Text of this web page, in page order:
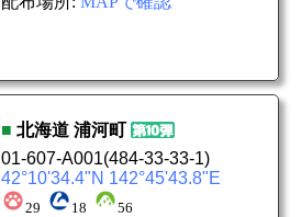
■ 北海道 浦河町
01-607-A001(484-33-33-1)
42°10'34.4"N 142°45'43.8"E
29 18 56